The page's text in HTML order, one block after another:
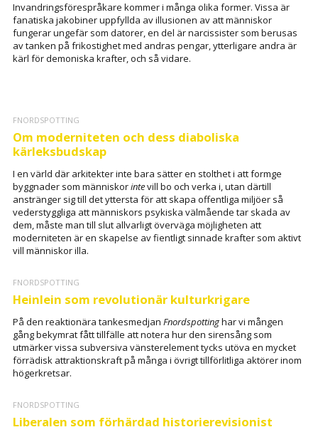
Invandringsförespråkare kommer i många olika former. Vissa är
fanatiska jakobiner uppfyllda av illusionen av att människor
fungerar ungefär som datorer, en del är narcissister som berusas
av tanken på frikostighet med andras pengar, ytterligare andra är
kärl för demoniska krafter, och så vidare.
FNORDSPOTTING
Om moderniteten och dess diaboliska
kärleksbudskap
I en värld där arkitekter inte bara sätter en stolthet i att formge
byggnader som människorintevill bo och verka i, utan därtill
anstränger sig till det yttersta för att skapa offentliga miljöer så
vederstyggliga att människors psykiska välmående tar skada av
dem, måste man till slut allvarligt överväga möjligheten att
moderniteten är en skapelse av fientligt sinnade krafter som aktivt
vill människor illa.
FNORDSPOTTING
Heinlein som revolutionär kulturkrigare
På den reaktionära tankesmedjan Fnordspottinghar vi mången
gång bekymrat fått tillfälle att notera hur den sirensång som
utmärker vissa subversiva vänsterelement tycks utöva en mycket
förrädisk attraktionskraft på många i övrigt tillförlitliga aktörer inom
högerkretsar.
FNORDSPOTTING
Liberalen som förhärdad historierevisionist